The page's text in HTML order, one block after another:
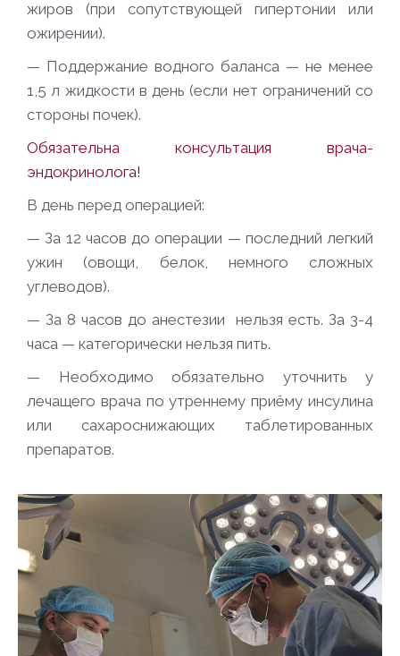
жиров (при сопутствующей гипертонии или
ожирении).
— Поддержание водного баланса — не менее
1,5 л жидкости в день (если нет ограничений со
стороны почек).
Обязательна консультация врача-
эндокринолога!
В день перед операцией:
— За 12 часов до операции — последний легкий
ужин (овощи, белок, немного сложных
углеводов).
— За 8 часов до анестезии нельзя есть. За 3-4
часа — категорически нельзя пить.
— Необходимо обязательно уточнить у
лечащего врача по утреннему приёму инсулина
или сахароснижающих таблетированных
препаратов.